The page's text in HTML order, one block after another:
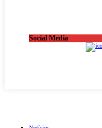
Social Media